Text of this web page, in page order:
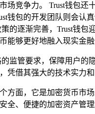
场竞争力。 Trust钱包
钱包的开发团队则会
的逐渐完善，Trust钱
够更好地融入现实金
监管要求，保障用户
借其强大的技术实力
方面，它是加密货币
全、便捷的加密资产管